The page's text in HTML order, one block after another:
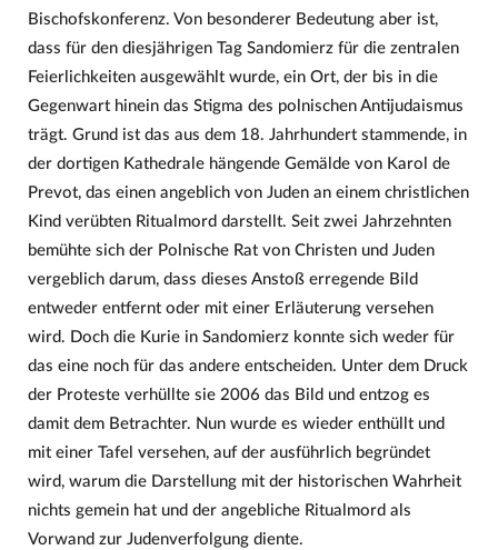
Bischofskonferenz. Von besonderer Bedeutung aber ist,
dass für den diesjährigen Tag Sandomierz für die zentralen
Feierlichkeiten ausgewählt wurde, ein Ort, der bis in die
Gegenwart hinein das Stigma des polnischen Antijudaismus
trägt. Grund ist das aus dem 18. Jahrhundert stammende, in
der dortigen Kathedrale hängende Gemälde von Karol de
Prevot, das einen angeblich von Juden an einem christlichen
Kind verübten Ritualmord darstellt. Seit zwei Jahrzehnten
bemühte sich der Polnische Rat von Christen und Juden
vergeblich darum, dass dieses Anstoß erregende Bild
entweder entfernt oder mit einer Erläuterung versehen
wird. Doch die Kurie in Sandomierz konnte sich weder für
das eine noch für das andere entscheiden. Unter dem Druck
der Proteste verhüllte sie 2006 das Bild und entzog es
damit dem Betrachter. Nun wurde es wieder enthüllt und
mit einer Tafel versehen, auf der ausführlich begründet
wird, warum die Darstellung mit der historischen Wahrheit
nichts gemein hat und der angebliche Ritualmord als
Vorwand zur Judenverfolgung diente.